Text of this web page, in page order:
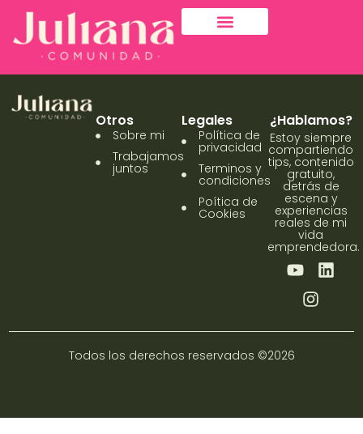
Trabajemos juntos
Otros
Sobre mi
Trabajamos
juntos
Legales
Política de
privacidad
Terminos y
condiciones
Poítica de
Cookies
¿Hablamos?
Estoy siempre
compartiendo
tips, contenido
gratuito,
detrás de
escena y
experiencias
reales de mi
vida
emprendedora.
Todos los derechos reservados ©2026